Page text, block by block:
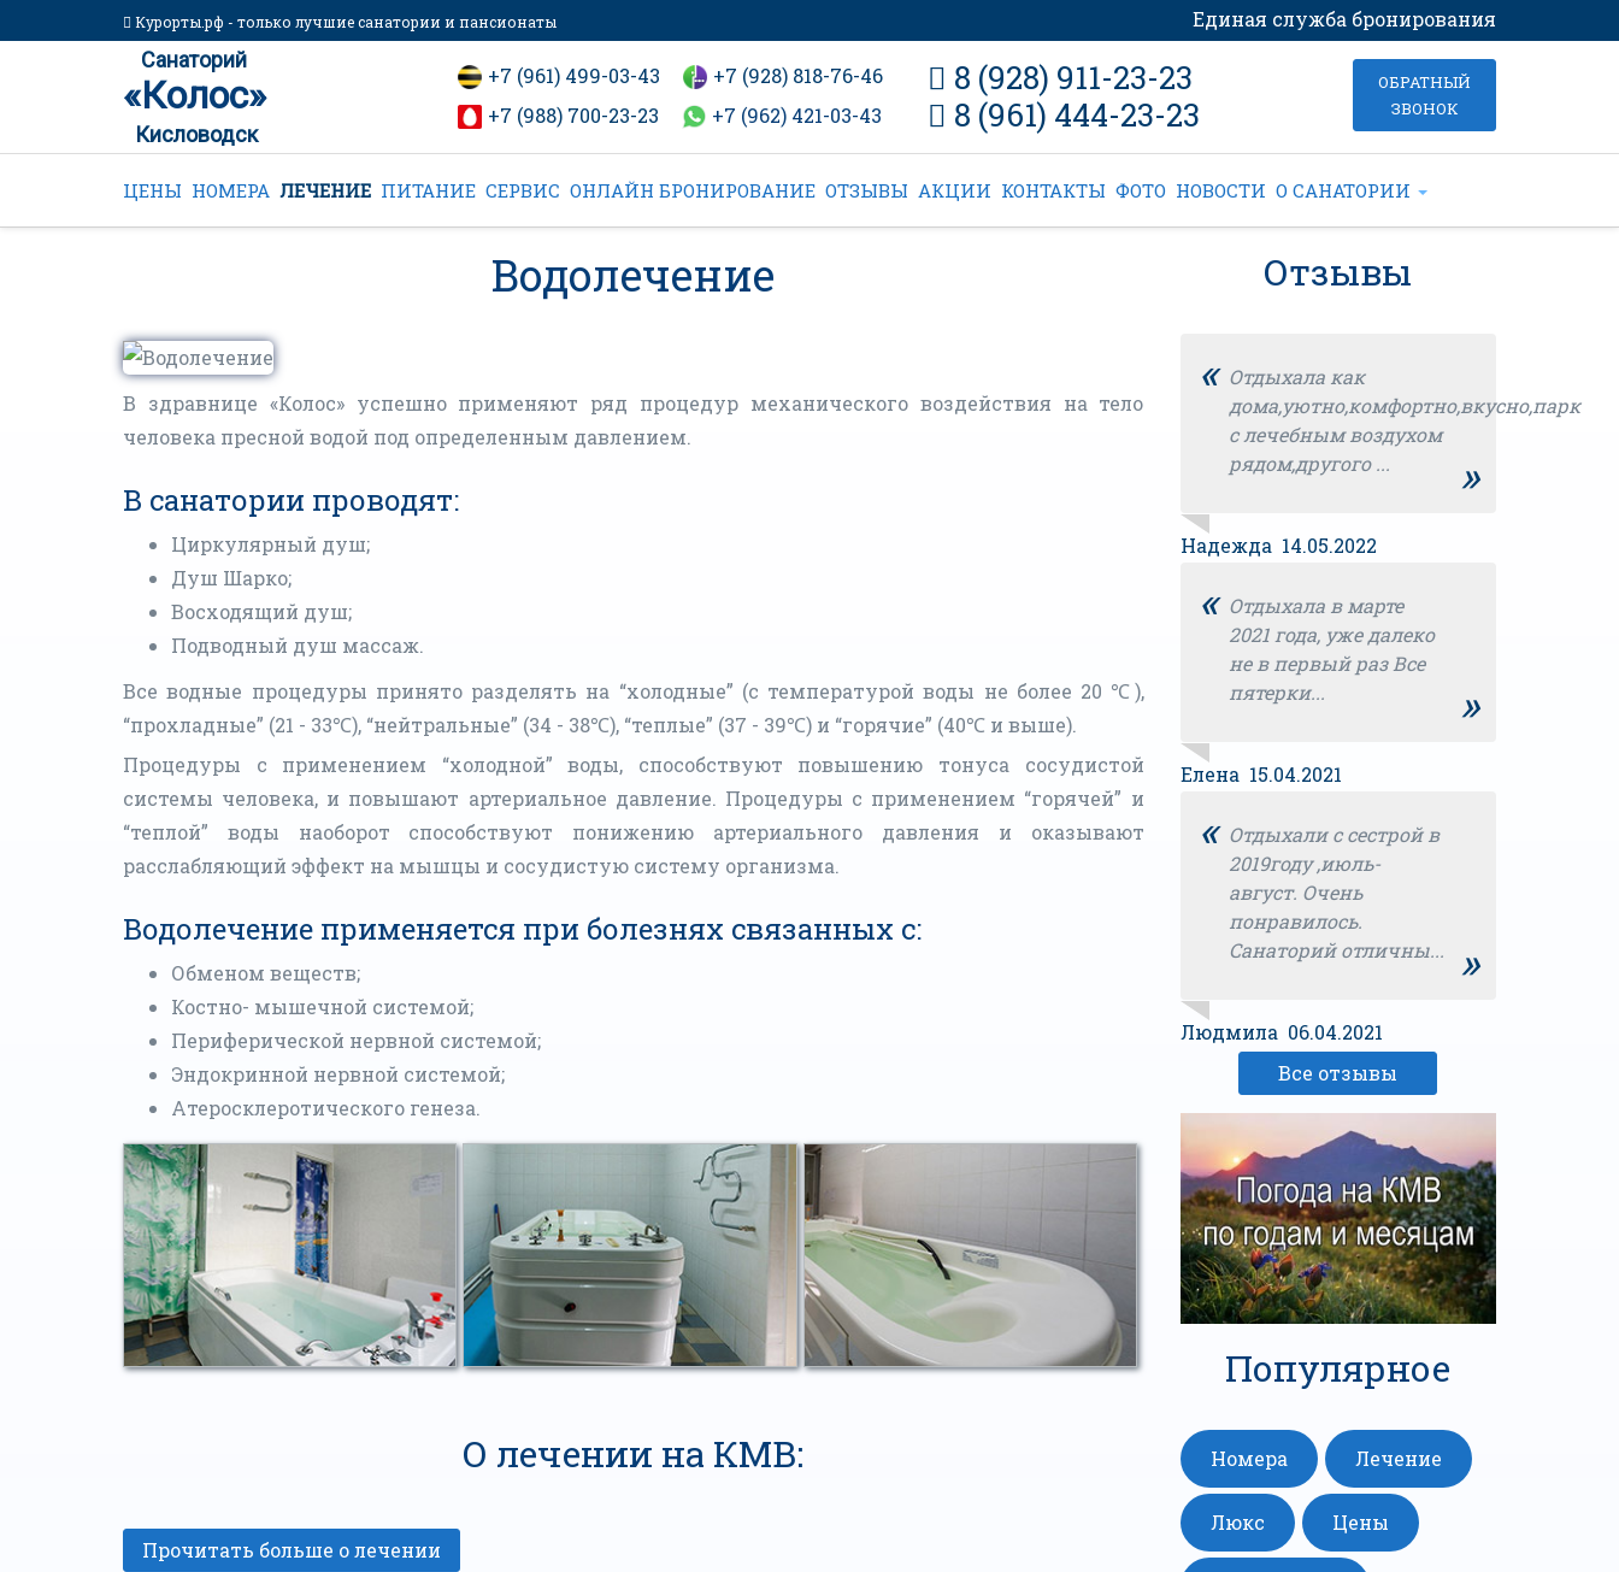
Курорты.рф - только лучшие санатории и пансионаты
Единая служба бронирования
Санаторий
«Колос»
Кисловодск
+7 (961) 499-03-43
+7 (928) 818-76-46
+7 (988) 700-23-23
+7 (962) 421-03-43
8 (928) 911-23-23
8 (961) 444-23-23
ОБРАТНЫЙ
ЗВОНОК
ЦЕНЫ НОМЕРА ЛЕЧЕНИЕ ПИТАНИЕ СЕРВИС ОНЛАЙН БРОНИРОВАНИЕ ОТЗЫВЫ АКЦИИ КОНТАКТЫ ФОТО НОВОСТИ О САНАТОРИИ
Водолечение
В здравнице «Колос» успешно применяют ряд процедур механического воздействия на тело
человека пресной водой под определенным давлением.
В санатории проводят:
Циркулярный душ;
Душ Шарко;
Восходящий душ;
Подводный душ массаж.
Все водные процедуры принято разделять на “холодные” (с температурой воды не более 20 ℃),
“прохладные” (21 - 33℃), “нейтральные” (34 - 38℃), “теплые” (37 - 39℃) и “горячие” (40℃ и выше).
Процедуры с применением “холодной” воды, способствуют повышению тонуса сосудистой
системы человека, и повышают артериальное давление. Процедуры с применением “горячей” и
“теплой” воды наоборот способствуют понижению артериального давления и оказывают
расслабляющий эффект на мышцы и сосудистую систему организма.
Водолечение применяется при болезнях связанных с:
Обменом веществ;
Костно- мышечной системой;
Периферической нервной системой;
Эндокринной нервной системой;
Атеросклеротического генеза.
О лечении на КМВ:
Отзывы
« Отдыхала как
дома,уютно,комфортно,вкусно,парк
с лечебным воздухом
рядом,другого ...
»
Надежда 14.05.2022
« Отдыхала в марте
2021 года, уже далеко
не в первый раз Все
пятерки...
»
Елена 15.04.2021
« Отдыхали с сестрой в
2019году ,июль-
август. Очень
понравилось.
Санаторий отличны...
»
Людмила 06.04.2021
Все отзывы
Популярное
Номера Лечение
Люкс Цены